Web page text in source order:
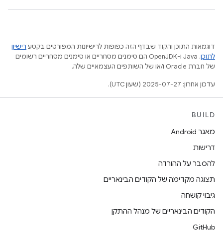
דוגמאות התוכן והקוד שבדף הזה כפופות לרישיונות המפורטים בקטע רישיון
לתוכן
.‏ Java ו-OpenJDK הם סימנים מסחריים או סימנים מסחריים רשומים
של חברת Oracle ו/או של השותפים העצמאיים שלה.
עדכון אחרון: 2025-07-27 (שעון UTC).
BUILD
מאגר Android
דרישות
להסבר על ההורדה
תצוגה מקדימה של הקודים הבינאריים
גיבוי קושחה
הקודים הבינאריים של מנהל ההתקן
GitHub